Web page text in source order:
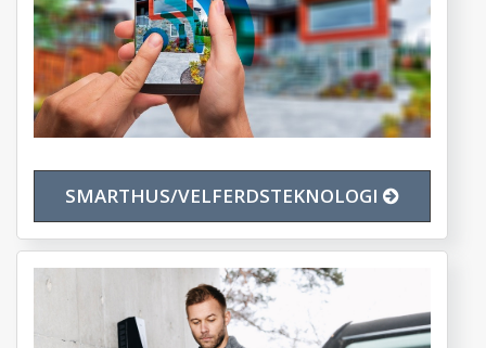
SMARTHUS/VELFERDSTEKNOLOGI